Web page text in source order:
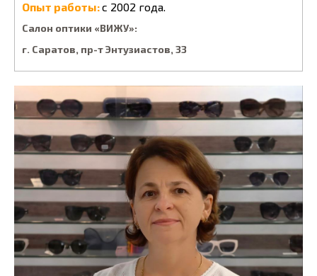
Опыт работы:с 2002 года.
Салон оптики «ВИЖУ»:
г. Саратов, пp-т Энтузиacтoв, 33